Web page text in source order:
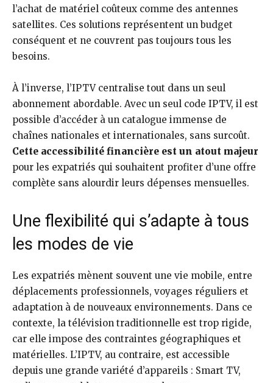
l’achat de matériel coûteux comme des antennes
satellites. Ces solutions représentent un budget
conséquent et ne couvrent pas toujours tous les
besoins.
À l’inverse, l’IPTV centralise tout dans un seul
abonnement abordable. Avec un seul code IPTV, il est
possible d’accéder à un catalogue immense de
chaînes nationales et internationales, sans surcoût.
Cette accessibilité financière est un atout majeur
pour les expatriés qui souhaitent profiter d’une offre
complète sans alourdir leurs dépenses mensuelles.
Une flexibilité qui s’adapte à tous
les modes de vie
Les expatriés mènent souvent une vie mobile, entre
déplacements professionnels, voyages réguliers et
adaptation à de nouveaux environnements. Dans ce
contexte, la télévision traditionnelle est trop rigide,
car elle impose des contraintes géographiques et
matérielles. L’IPTV, au contraire, est accessible
depuis une grande variété d’appareils : Smart TV,